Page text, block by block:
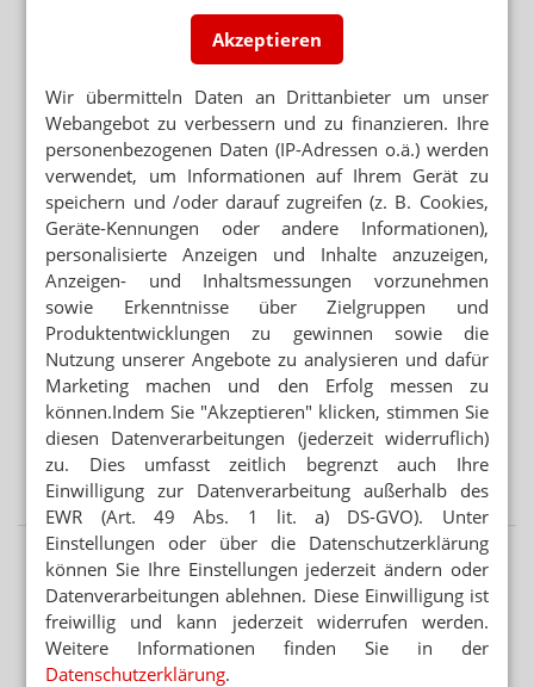
Akzeptieren
Wir übermitteln Daten an Drittanbieter um unser
Webangebot zu verbessern und zu finanzieren. Ihre
personenbezogenen Daten (IP-Adressen o.ä.) werden
verwendet, um Informationen auf Ihrem Gerät zu
speichern und /oder darauf zugreifen (z. B. Cookies,
Geräte-Kennungen oder andere Informationen),
personalisierte Anzeigen und Inhalte anzuzeigen,
Anzeigen- und Inhaltsmessungen vorzunehmen
sowie Erkenntnisse über Zielgruppen und
Produktentwicklungen zu gewinnen sowie die
Nutzung unserer Angebote zu analysieren und dafür
Marketing machen und den Erfolg messen zu
können.Indem Sie "Akzeptieren" klicken, stimmen Sie
diesen Datenverarbeitungen (jederzeit widerruflich)
zu. Dies umfasst zeitlich begrenzt auch Ihre
Einwilligung zur Datenverarbeitung außerhalb des
EWR (Art. 49 Abs. 1 lit. a) DS-GVO). Unter
Einstellungen oder über die Datenschutzerklärung
können Sie Ihre Einstellungen jederzeit ändern oder
Datenverarbeitungen ablehnen. Diese Einwilligung ist
freiwillig und kann jederzeit widerrufen werden.
Weitere Informationen finden Sie in der
Datenschutzerklärung.
Mehr zum Thema
TRAINING UND MÖGLICHKEITEN
PKA am Telefon: Kundenanfragen richtig behandeln
UMFRAGE IN RHEINLAND-PFALZ
Warum Arbeiten bis 67 für viele keine Option ist
HANS-BÖCKLER-STIFTUNG
Azubi-Gehälter steigen schneller als Löhne
Mehr aus Ressort
ANREIBUNG 1:9
Budesonid-Zäpfchen: Mannitol statt Dextrin
DAC/NRF
Salicylsäure: Neue Vorschriften für Dithranol
GEBLEICHT ODER NICHT
Salicylsäure-Verreibung: Gelbe oder weiße Vaseline?